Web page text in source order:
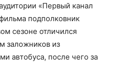
«Первый канал
подполковник
сезоне отличился
заложников из
автобуса, после чего за